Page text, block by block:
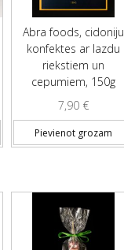
Abra foods, cidoniju
konfektes ar lazdu
riekstiem un
cepumiem, 150g
7,90 €
Pievienot grozam